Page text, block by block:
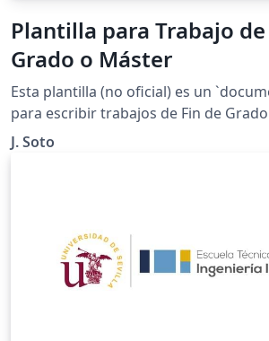
Plantilla para Trabajo
Grado o Máster
Esta plantilla (no oficial) es un
para escribir trabajos de Fin de
estilo de los que usamos en la
de la Universidad de Sevilla. ¡Contacte con el autor para
J. Soto